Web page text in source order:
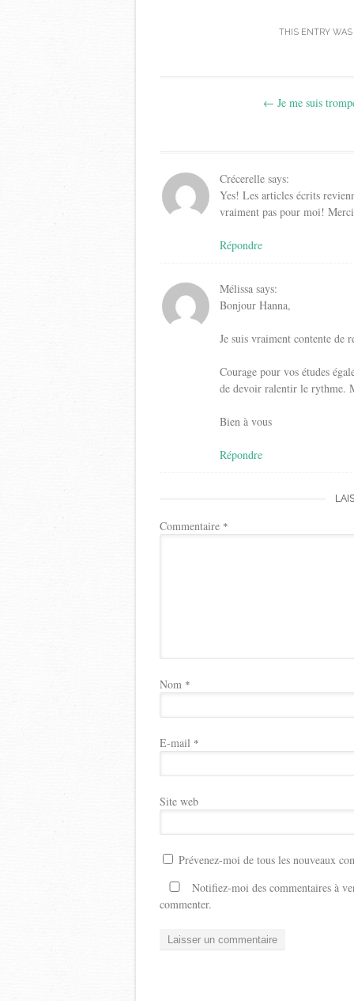
THIS ENTRY
← Je me suis
Crécerelle says:
Yes! Les articles écrits
vraiment pas pour moi!
Répondre
Mélissa says:
Bonjour Hanna,
Je suis vraiment contente de
Courage pour vos études
de devoir ralentir le rythme.
Bien à vous
Répondre
Commentaire *
Nom *
E-mail *
Site web
Prévenez-moi de tous les nouveaux
Notifiez-moi des commentaires à
commenter.